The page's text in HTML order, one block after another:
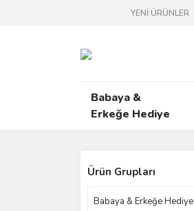
YENİ ÜRÜNLER
Babaya &
Erkeğe Hediye
Ürün Grupları
Babaya & Erkeğe Hediye